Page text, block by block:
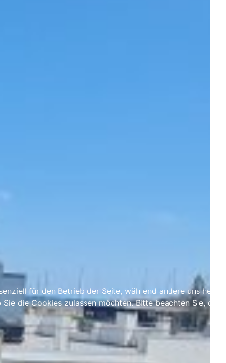
für den Betrieb der Seite, während andere uns
die Cookies zulassen möchten. Bitte beachten Sie,